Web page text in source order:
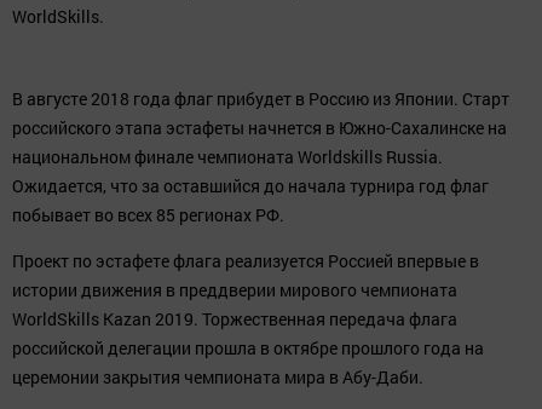
WorldSkills.
В августе 2018 года флаг прибудет в Россию из Японии. Старт
российского этапа эстафеты начнется в Южно-Сахалинске на
национальном финале чемпионата Worldskills Russia.
Ожидается, что за оставшийся до начала турнира год флаг
побывает во всех 85 регионах РФ.
Проект по эстафете флага реализуется Россией впервые в
истории движения в преддверии мирового чемпионата
WorldSkills Kazan 2019. Торжественная передача флага
российской делегации прошла в октябре прошлого года на
церемонии закрытия чемпионата мира в Абу-Даби.